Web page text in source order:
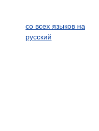
со всех языков на
русский